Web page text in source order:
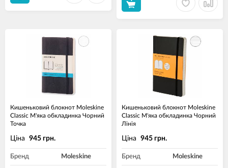
Кишеньковий блокнот Moleskine
Classic М'яка обкладинка Чорний
Точка
Ціна 945 грн.
Бренд Moleskine
Кишеньковий блокнот Moleskine
Classic М'яка обкладинка Чорний
Лінія
Ціна 945 грн.
Бренд Moleskine